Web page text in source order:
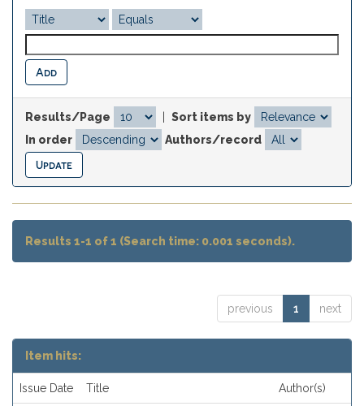
Results/Page
Sort items by
In order
Authors/record
Results 1-1 of 1 (Search time: 0.001 seconds).
previous 1 next
Item hits:
Issue Date Title Author(s)